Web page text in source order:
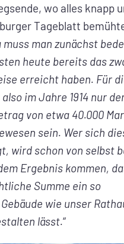
wo alles knapp
Tageblatt
muss man zunächst
heute bereits das
erreicht haben. Für
im Jahre 1914 nur
von etwa 40.000
sein. Wer sich
wird schon von selbst
Ergebnis kommen,
Summe ein so
wie unser
lässt.“